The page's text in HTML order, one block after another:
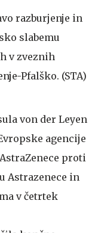
razburjenje in
slabemu
v zveznih
Pfalško. (STA)
von der Leyen
agencije
proti
Astrazenece in
v četrtek